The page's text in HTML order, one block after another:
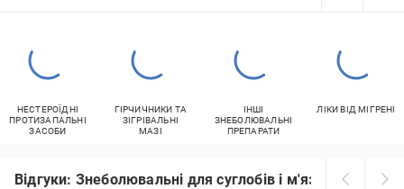
НЕСТЕРОЇДНІ
ПРОТИЗАПАЛЬНІ
ЗАСОБИ
ГІРЧИЧНИКИ ТА
ЗІГРІВАЛЬНІ
МАЗІ
ІНШІ
ЗНЕБОЛЮВАЛЬНІ
ПРЕПАРАТИ
ЛІКИ ВІД МІГРЕНІ
Відгуки: Знеболювальні для суглобів і м'язів